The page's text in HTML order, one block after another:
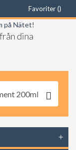
Favoriter ()
dina